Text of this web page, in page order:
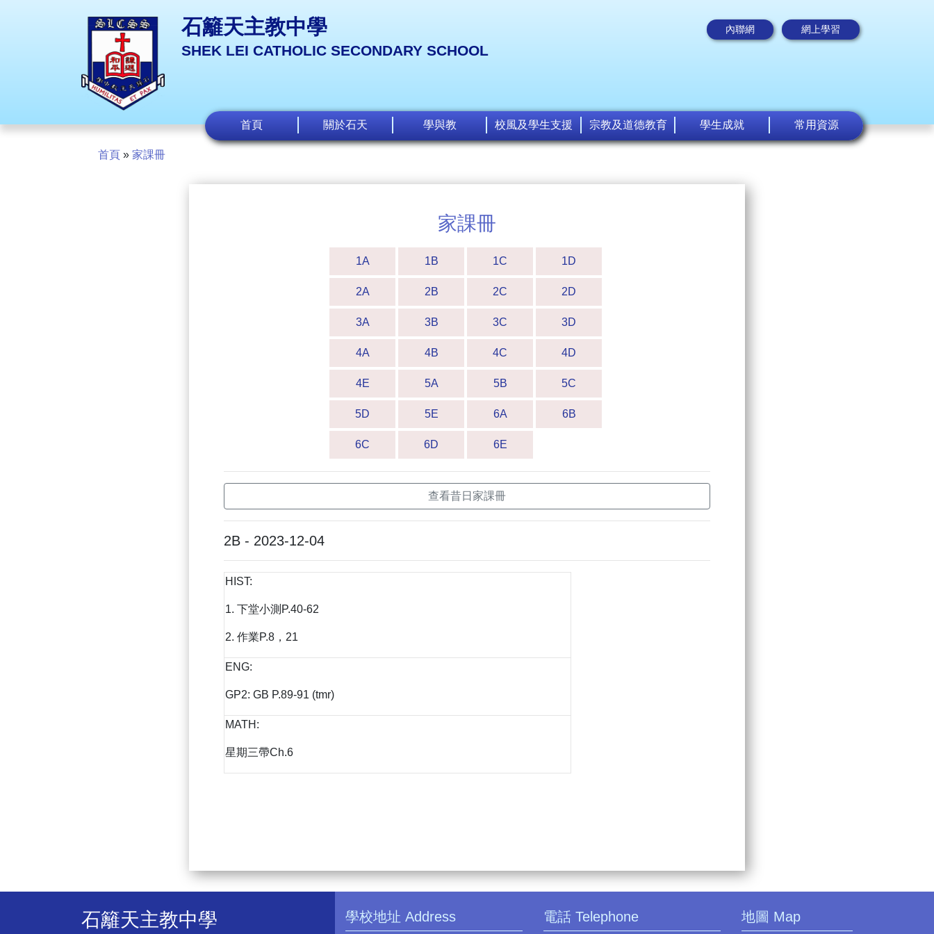
石籬天主教中學
SHEK LEI CATHOLIC SECONDARY SCHOOL
內聯網 網上學習
首頁 關於石天 學與教 校風及學生支援 宗教及道德教育 學生成就 常用資源
首頁 » 家課冊
家課冊
1A 1B 1C 1D
2A 2B 2C 2D
3A 3B 3C 3D
4A 4B 4C 4D
4E 5A 5B 5C
5D 5E 6A 6B
6C 6D 6E
查看昔日家課冊
2B - 2023-12-04
HIST:
1. 下堂小測P.40-62
2. 作業P.8，21
ENG:
GP2: GB P.89-91 (tmr)
MATH:
星期三帶Ch.6
石籬天主教中學 學校地址 Address 電話 Telephone 地圖 Map